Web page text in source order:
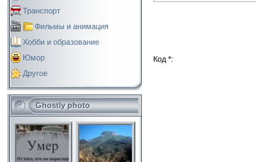
Транспорт
Фильмы и анимация
Хобби и образование
Юмор
Другое
Ghostly photo
Код *: